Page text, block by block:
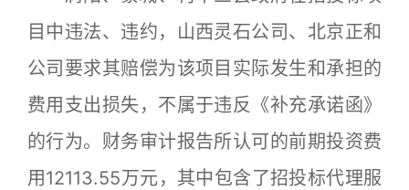
目中违法、违约，山西灵石公司、北京正和
公司要求其赔偿为该项目实际发生和承担的
费用支出损失，不属于违反《补充承诺函》
的行为。财务审计报告所认可的前期投资费
用12113.55万元，其中包含了招投标代理服